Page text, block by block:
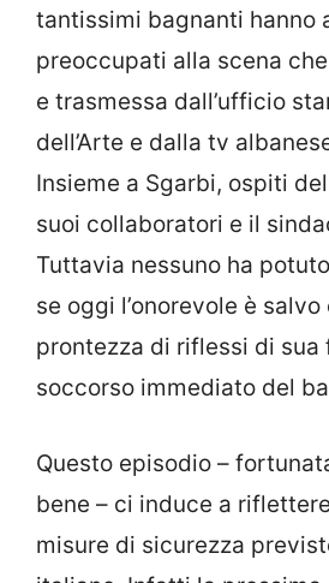
tantissimi bagnanti hanno
preoccupati alla scena
e trasmessa dall’ufficio
dell’Arte e dalla tv
Insieme a Sgarbi, ospiti
suoi collaboratori e il
Tuttavia nessuno ha
se oggi l’onorevole è
prontezza di riflessi di sua
soccorso immediato del
Questo episodio –
bene – ci induce a
misure di sicurezza